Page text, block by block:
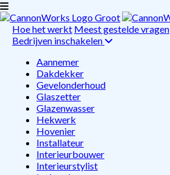
Hoe het werkt Meest gestelde vragen
Bedrijven inschakelen
Aannemer
Dakdekker
Gevelonderhoud
Glaszetter
Glazenwasser
Hekwerk
Hovenier
Installateur
Interieurbouwer
Interieurstylist